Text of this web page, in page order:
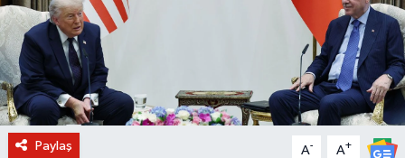
Paylaş A- A+